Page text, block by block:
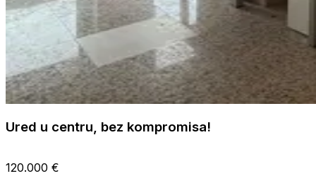
Ured u centru, bez kompromisa!
120.000 €